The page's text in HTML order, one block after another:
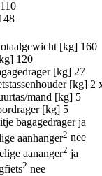
110
[kg] 160
120
[kg] 27
[kg] 2
mand [kg] 5
[kg] 5
bagagedrager ja
aanhanger2 nee
aananger2 ja
2 nee